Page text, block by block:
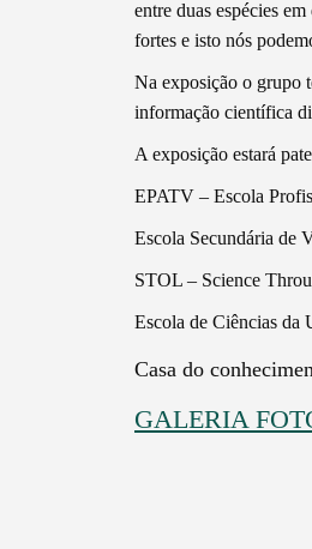
entre duas espécies
fortes e isto nós
Na exposição o grupo
informação científica
A exposição estará
EPATV – Escola
Escola Secundária de
STOL – Science
Escola de Ciências da
Casa do
GALERIA